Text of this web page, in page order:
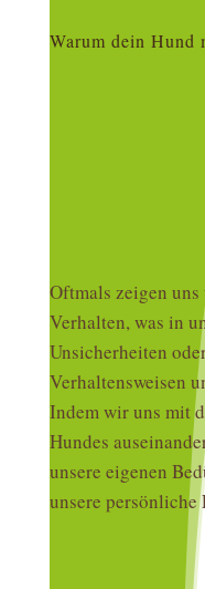
Warum dein Hund
Oftmals zeigen
Verhalten, was in
Unsicherheiten
Verhaltensweisen
Indem wir uns mit
Hundes
unsere eigenen
unsere